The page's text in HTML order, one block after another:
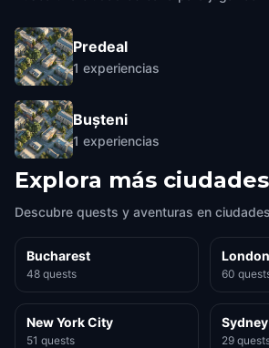
Predeal
1 experiencias
Bușteni
1 experiencias
Explora más ciudades
Descubre quests y aventuras en
Bucharest
48 quests
London
60
New York City
51 quests
Sydney
29